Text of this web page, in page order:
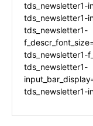
tds_newsletter1-
tds_newsletter1-
tds_newsletter1-
tds_newsletter1-
tds_newsletter1-
tds_newsletter1-